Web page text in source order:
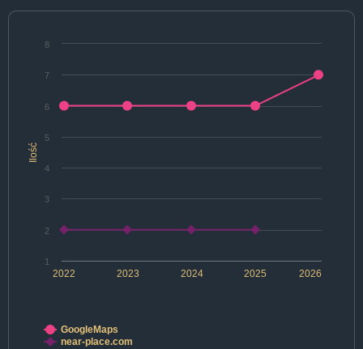
Ilość
2022 2024 2026
2023 2025
1
2
3
4
5
6
7
8
GoogleMaps
near-place.com